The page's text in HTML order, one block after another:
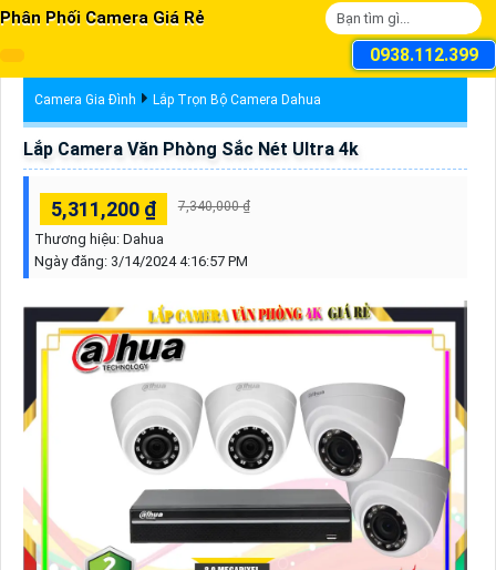
Phân Phối Camera Giá Rẻ
0938.112.399
Camera Gia Đình Lắp Trọn Bộ Camera Dahua
Lắp Camera Văn Phòng Sắc Nét Ultra 4k
5,311,200 ₫ 7,340,000 ₫
Thương hiệu: Dahua
Ngày đăng: 3/14/2024 4:16:57 PM